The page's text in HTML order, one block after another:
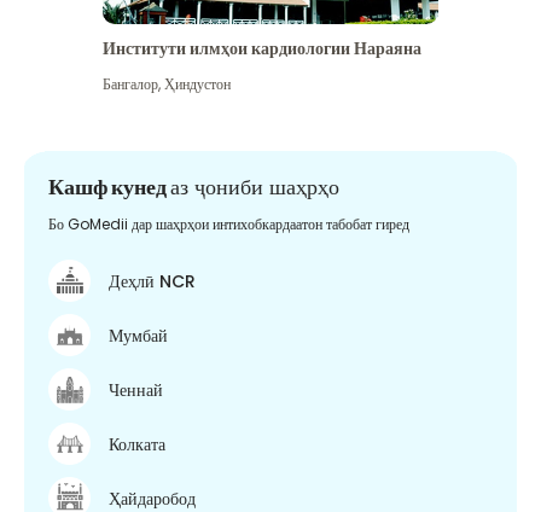
Институти илмҳои кардиологии Нараяна
Бангалор,Ҳиндустон
Кашф кунедаз ҷониби шаҳрҳо
Бо GoMedii дар шаҳрҳои интихобкардаатон табобат гиред
Деҳлӣ NCR
Мумбай
Ченнай
Колката
Ҳайдаробод